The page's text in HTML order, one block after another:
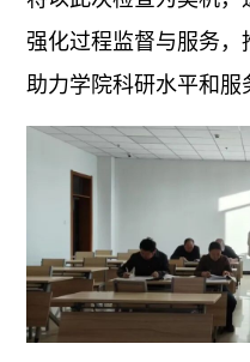
强化过程监督与服务，
助力学院科研水平和服